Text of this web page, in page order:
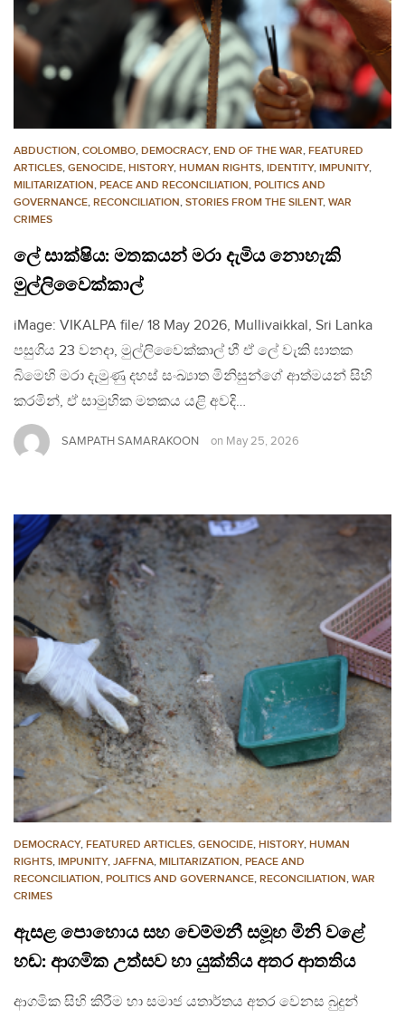
ABDUCTION, COLOMBO, DEMOCRACY, END OF THE WAR, FEATURED
ARTICLES, GENOCIDE, HISTORY, HUMAN RIGHTS, IDENTITY, IMPUNITY,
MILITARIZATION, PEACE AND RECONCILIATION, POLITICS AND
GOVERNANCE, RECONCILIATION, STORIES FROM THE SILENT, WAR
CRIMES
ලේ සාක්ෂිය: මතකයන් මරා දැමිය නොහැකි
මුල්ලිවෛක්කාල්
iMage: VIKALPA file/ 18 May 2026, Mullivaikkal, Sri Lanka
පසුගිය 23 වනදා, මුල්ලිවෛක්කාල් හී ඒ ලේ වැකි ඝාතක
බිමෙහි මරා දැමුණු දහස් සංඛ්‍යාත මිනිසුන්ගේ ආත්මයන් සිහි
කරමින්, ඒ සාමුහික මතකය යළි අවදි…
SAMPATH SAMARAKOON on May 25, 2026
DEMOCRACY, FEATURED ARTICLES, GENOCIDE, HISTORY, HUMAN
RIGHTS, IMPUNITY, JAFFNA, MILITARIZATION, PEACE AND
RECONCILIATION, POLITICS AND GOVERNANCE, RECONCILIATION, WAR
CRIMES
ඇසළ පොහොය සහ චෙම්මනී සමූහ මිනි වළේ
හඬ: ආගමික උත්සව හා යුක්තිය අතර ආතතිය
ආගමික සිහි කිරීම හා සමාජ යතාර්තය අතර වෙනස බුදුන්